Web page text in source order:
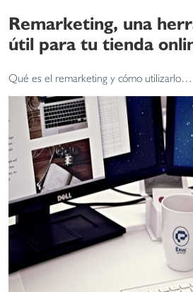
Remarketing, una
útil para tu tienda
Qué es el remarketing y cómo utilizarlo…